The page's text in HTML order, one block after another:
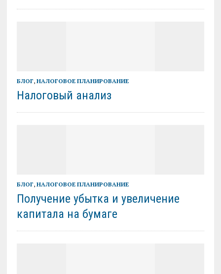
БЛОГ, НАЛОГОВОЕ ПЛАНИРОВАНИЕ
Налоговый анализ
БЛОГ, НАЛОГОВОЕ ПЛАНИРОВАНИЕ
Получение убытка и увеличение
капитала на бумаге